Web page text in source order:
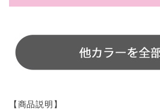
【商品説明】